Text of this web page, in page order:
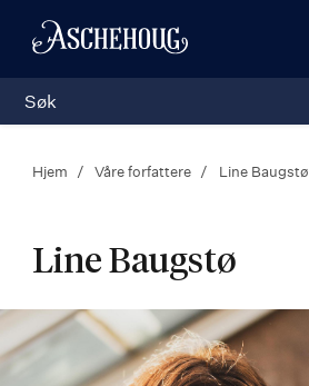
Hjem Våre forfattere Line Baugstø
Line Baugstø